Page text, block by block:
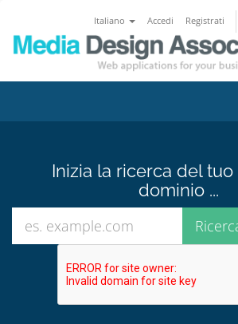
Italiano Accedi Registrati
Inizia la ricerca del
dominio ...